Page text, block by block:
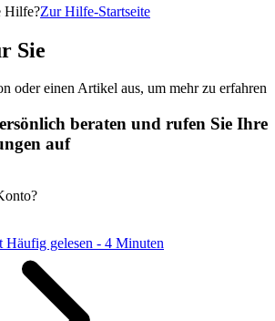
Hilfe?Zur Hilfe-Startseite
Sie
oder einen Artikel aus, um mehr zu erfahren
beraten und rufen Sie Ihre
auf
Häufig gelesen - 4 Minuten